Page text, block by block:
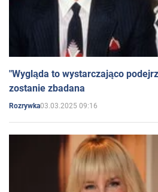
"Wygląda to wystarczająco
zostanie zbadana
Rozrywka03.03.2025 09:16